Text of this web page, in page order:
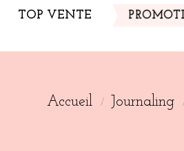
TOP VENTE
Accueil Journaling